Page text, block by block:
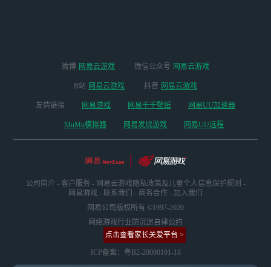
微博 网易云游戏 微信公众号 网易云游戏
B站 网易云游戏 抖音 网易云游戏
友情链接 网易游戏 网易千千壁纸 网易UU加速器
MuMu模拟器 网易发烧游戏 网易UU远程
公司简介 - 客户服务 - 网易云游戏隐私政策及儿童个人信息保护规则 -
网易游戏 - 联系我们 - 商务合作 - 加入我们
网易公司版权所有 ©1997-2026
网络游戏行业防沉迷自律公约
点击查看家长关爱平台 >
ICP备案：粤B2-20090191-18